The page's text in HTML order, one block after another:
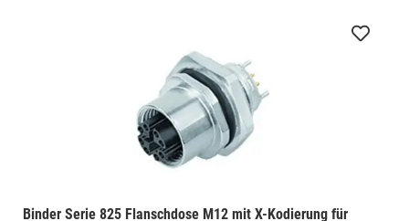
Binder Serie 825 Flanschdose M12 mit X-Kodierung für